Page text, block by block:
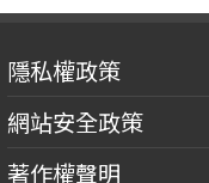
隱私權政策
網站安全政策
著作權聲明